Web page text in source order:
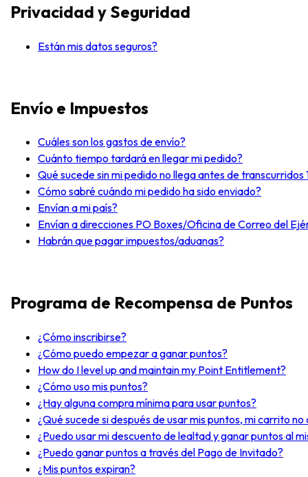
Privacidad y Seguridad
Están mis datos seguros?
Envío e Impuestos
Cuáles son los gastos de envío?
Cuánto tiempo tardará en llegar mi pedido?
Qué sucede sin mi pedido no llega antes de transcurridos
Cómo sabré cuándo mi pedido ha sido enviado?
Envían a mi país?
Envían a direcciones PO Boxes/Oficina de Correo del
Habrán que pagar impuestos/aduanas?
Programa de Recompensa de Puntos
¿Cómo inscribirse?
¿Cómo puedo empezar a ganar puntos?
How do I level up and maintain my Point Entitlement?
¿Cómo uso mis puntos?
¿Hay alguna compra mínima para usar puntos?
¿Qué sucede si después de usar mis puntos, mi carrito
¿Puedo usar mi descuento de lealtad y ganar puntos al
¿Puedo ganar puntos a través del Pago de Invitado?
¿Mis puntos expiran?